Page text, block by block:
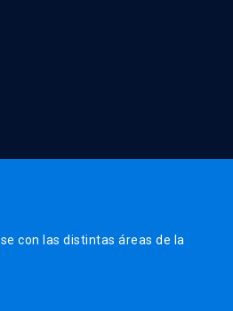
con las distintas áreas de la